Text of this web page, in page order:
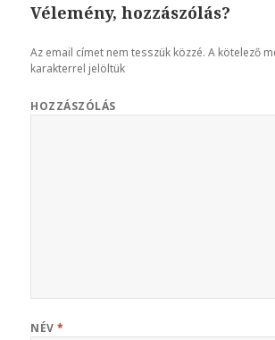
Vélemény, hozzászólás?
Az email címet nem tesszük közzé. A kötelező
karakterrel jelöltük
HOZZÁSZÓLÁS
NÉV*